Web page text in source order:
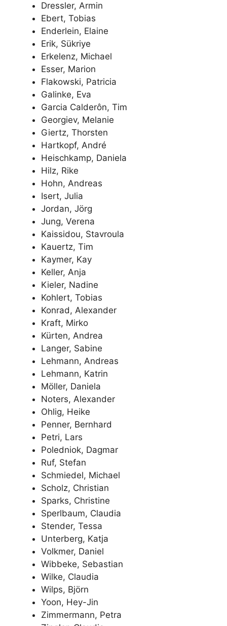
Dressler, Armin
Ebert, Tobias
Enderlein, Elaine
Erik, Sükriye
Erkelenz, Michael
Esser, Marion
Flakowski, Patricia
Galinke, Eva
Garcia Calderôn, Tim
Georgiev, Melanie
Giertz, Thorsten
Hartkopf, André
Heischkamp, Daniela
Hilz, Rike
Hohn, Andreas
Isert, Julia
Jordan, Jörg
Jung, Verena
Kaissidou, Stavroula
Kauertz, Tim
Kaymer, Kay
Keller, Anja
Kieler, Nadine
Kohlert, Tobias
Konrad, Alexander
Kraft, Mirko
Kürten, Andrea
Langer, Sabine
Lehmann, Andreas
Lehmann, Katrin
Möller, Daniela
Noters, Alexander
Ohlig, Heike
Penner, Bernhard
Petri, Lars
Poledniok, Dagmar
Ruf, Stefan
Schmiedel, Michael
Scholz, Christian
Sparks, Christine
Sperlbaum, Claudia
Stender, Tessa
Unterberg, Katja
Volkmer, Daniel
Wibbeke, Sebastian
Wilke, Claudia
Wilps, Björn
Yoon, Hey-Jin
Zimmermann, Petra